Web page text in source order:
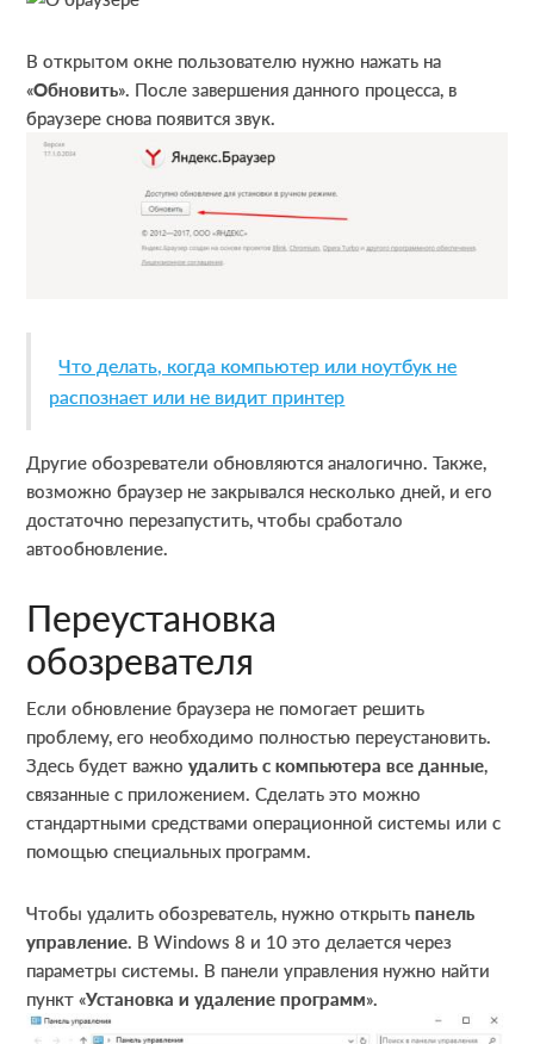
В открытом окне пользователю нужно нажать на
«Обновить». После завершения данного процесса, в
браузере снова появится звук.
Что делать, когда компьютер или ноутбук не
распознает или не видит принтер
Другие обозреватели обновляются аналогично. Также,
возможно браузер не закрывался несколько дней, и его
достаточно перезапустить, чтобы сработало
автообновление.
Переустановка
обозревателя
Если обновление браузера не помогает решить
проблему, его необходимо полностью переустановить.
Здесь будет важноудалить с компьютера все данные,
связанные с приложением. Сделать это можно
стандартными средствами операционной системы или с
помощью специальных программ.
Чтобы удалить обозреватель, нужно открытьпанель
управление. В Windows 8 и 10 это делается через
параметры системы. В панели управления нужно найти
пункт «Установка и удаление программ».